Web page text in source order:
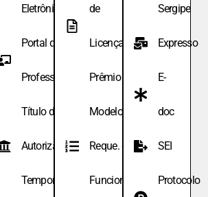
Eletrônico
Portal do
Professor
Título de
Autoriza.
Temporária
de
Licença
Prêmio
Modelo de
Reque. de
Funcionário
Sergipe
Expresso
E-
doc
SEI
Protocolo